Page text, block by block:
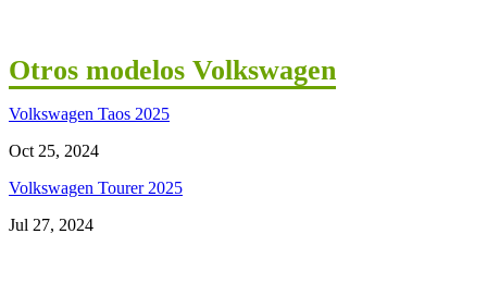
Otros modelos Volkswagen
Volkswagen Taos 2025
Oct 25, 2024
Volkswagen Tourer 2025
Jul 27, 2024